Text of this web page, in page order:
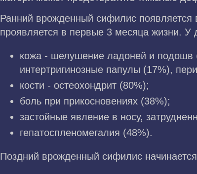
Ранний врожденный сифилис появляется
проявляется в первые 3 месяца жизни.
кожа - шелушение ладоней и подошв
интертригинозные папулы (17%),
кости - остеохондрит (80%);
боль при прикосновениях (38%);
застойные явление в носу,
гепатоспленомегалия (48%).
Поздний врожденный сифилис